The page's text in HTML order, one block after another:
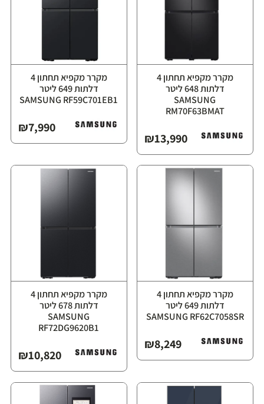
מקרר מקפיא תחתון ‏4
דלתות ‏648 ליטר
⁦SAMSUNG
RM70F63BMAT⁩
₪13,990
מקרר מקפיא תחתון ‏4
דלתות ‏649 ליטר
₪7,990
מקרר מקפיא תחתון ‏4
דלתות ‏649 ליטר
₪8,249
מקרר מקפיא תחתון ‏4
דלתות ‏678 ליטר
⁦SAMSUNG
RF72DG9620B1⁩
₪10,820